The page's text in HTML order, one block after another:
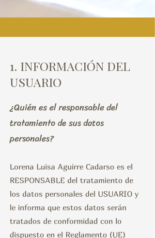
1. INFORMACIÓN DEL
USUARIO
¿Quién es el responsable del
tratamiento de sus datos
personales?
Lorena Luisa Aguirre Cadarso es el
RESPONSABLE del tratamiento de
los datos personales del USUARIO y
le informa que estos datos serán
tratados de conformidad con lo
dispuesto en el Reglamento (UE)